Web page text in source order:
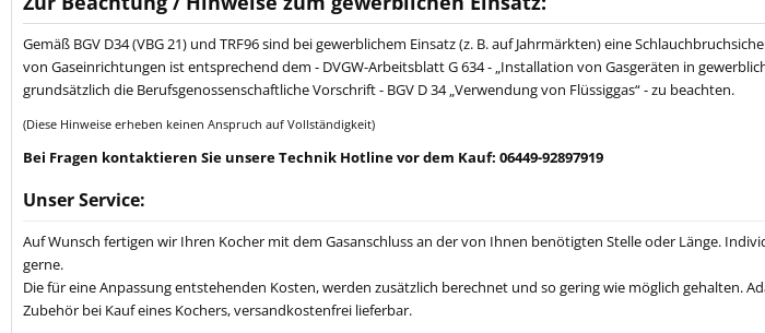
Gemäß BGV D34 (VBG 21) und TRF96 sind bei gewerblichem Einsatz (z. B. auf Jahrmärkten) eine
von Gaseinrichtungen ist entsprechend dem - DVGW-Arbeitsblatt G 634 - „Installation von Gasgeräten in
grundsätzlich die Berufsgenossenschaftliche Vorschrift - BGV D 34 „Verwendung von Flüssiggas“ - zu beachten.
(Diese Hinweise erheben keinen Anspruch auf Vollständigkeit)
Bei Fragen kontaktieren Sie unsere Technik Hotline vor dem Kauf: 06449-92897919
Unser Service:
Auf Wunsch fertigen wir Ihren Kocher mit dem Gasanschluss an der von Ihnen benötigten Stelle oder Länge.
gerne.
Die für eine Anpassung entstehenden Kosten, werden zusätzlich berechnet und so gering wie möglich gehalten.
Zubehör bei Kauf eines Kochers, versandkostenfrei lieferbar.